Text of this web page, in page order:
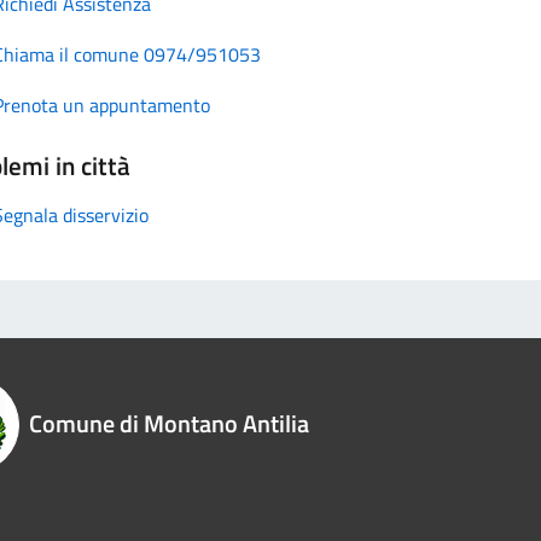
il comune 0974/951053
un appuntamento
in città
disservizio
Comune di Montano Antilia